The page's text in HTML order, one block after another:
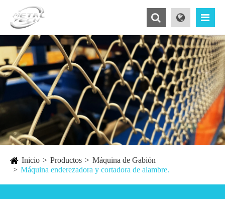
Inicio Productos
Máquina de Gabión
Máquina enderezadora y cortadora de alambre.